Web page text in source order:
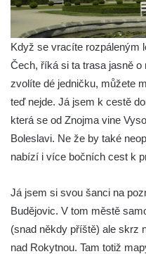
Když se vracíte rozpáleným
Čech, říká si ta trasa jasně
zvolíte dé jedničku, můžete
teď nejde. Já jsem k cestě
která se od Znojma vine
Boleslavi. Ne že by také
nabízí i více bočních cest k
Já jsem si svou šanci na
Budějovic. V tom městě
(snad někdy příště) ale skrz
nad Rokytnou. Tam totiž